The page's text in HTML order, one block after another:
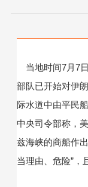
当地时间7月7
部队已开始对伊
际水道中由平民
中央司令部称，
兹海峡的商船作
当理由、危险”，